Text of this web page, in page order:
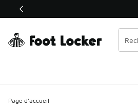
Ce lien ouvrira une nouvelle fenêtre
Page d'accueil